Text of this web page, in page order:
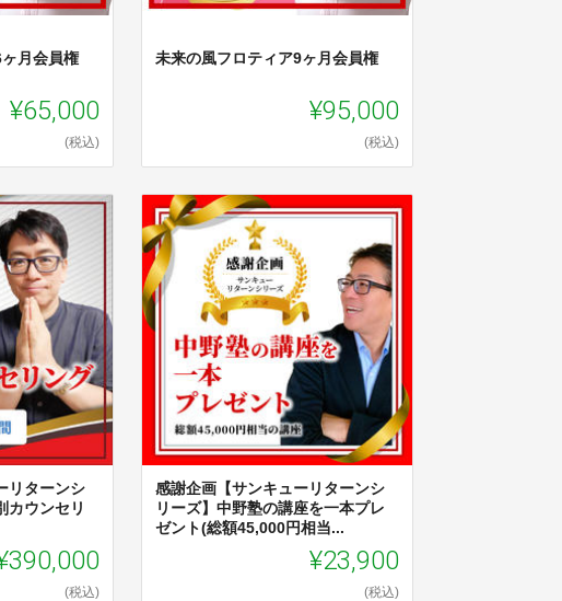
月会員権
¥65,000
(税込)
未来の風フロティア9ヶ月会員権
¥95,000
(税込)
リターンシ
カウンセリ
(税込)
感謝企画【サンキューリターンシ
リーズ】中野塾の講座を一本プレ
ゼント(総額45,000円相当...
¥23,900
(税込)